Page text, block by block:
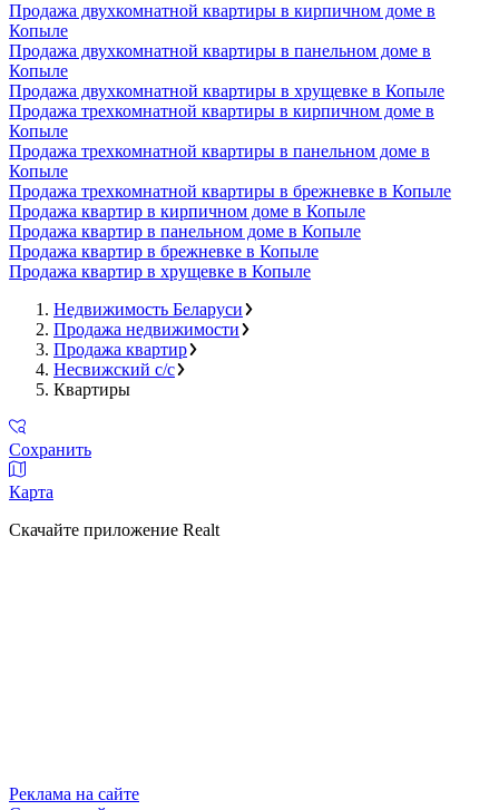
Продажа двухкомнатной квартиры в кирпичном доме в
Копыле
Продажа двухкомнатной квартиры в панельном доме в
Копыле
Продажа двухкомнатной квартиры в хрущевке в Копыле
Продажа трехкомнатной квартиры в кирпичном доме в
Копыле
Продажа трехкомнатной квартиры в панельном доме в
Копыле
Продажа трехкомнатной квартиры в брежневке в Копыле
Продажа квартир в кирпичном доме в Копыле
Продажа квартир в панельном доме в Копыле
Продажа квартир в брежневке в Копыле
Продажа квартир в хрущевке в Копыле
Недвижимость Беларуси
Продажа недвижимости
Продажа квартир
Несвижский с/с
Квартиры
Сохранить
Карта
Скачайте приложение Realt
Реклама на сайте